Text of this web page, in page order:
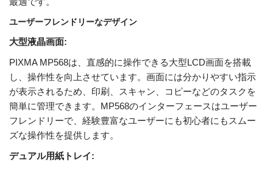
ユーザーフレンドリーなデザイン
大型液晶画面:
PIXMA MP568は、直感的に操作できる大型LCD画面を搭載
し、操作性を向上させています。画面には分かりやすい指示
が表示されるため、印刷、スキャン、コピーなどのタスクを
簡単に管理できます。MP568のインターフェースはユーザー
フレンドリーで、経験豊富なユーザーにも初心者にもスムー
ズな操作性を提供します。
デュアル用紙トレイ: